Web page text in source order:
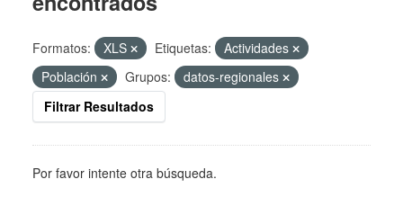
Formatos: XLS Etiquetas:
Actividades
Población
Grupos:
datos-regionales
Filtrar Resultados
Por favor intente otra búsqueda.